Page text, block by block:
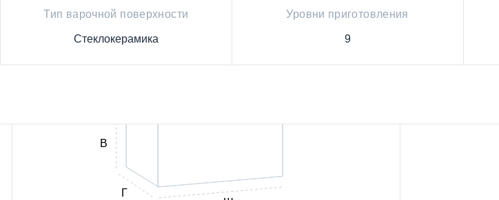
Тип варочной поверхности
Стеклокерамика
Уровни приготовления
9
В
Г